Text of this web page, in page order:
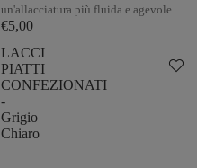
un'allacciatura più fluida e agevole
€5,00
LACCI
PIATTI
CONFEZIONATI
-
Grigio
Chiaro